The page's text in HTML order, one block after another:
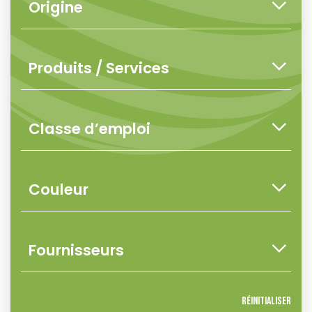
Réinitialiser